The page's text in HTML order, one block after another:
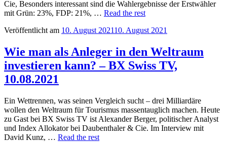
Cie, Besonders interessant sind die Wahlergebnisse der Erstwähler
mit Grün: 23%, FDP: 21%, … Read the rest
Veröffentlicht am 10. August 202110. August 2021
Wie man als Anleger in den Weltraum
investieren kann? – BX Swiss TV,
10.08.2021
Ein Wettrennen, was seinen Vergleich sucht – drei Milliardäre
wollen den Weltraum für Tourismus massentauglich machen. Heute
zu Gast bei BX Swiss TV ist Alexander Berger, politischer Analyst
und Index Allokator bei Daubenthaler & Cie. Im Interview mit
David Kunz, … Read the rest